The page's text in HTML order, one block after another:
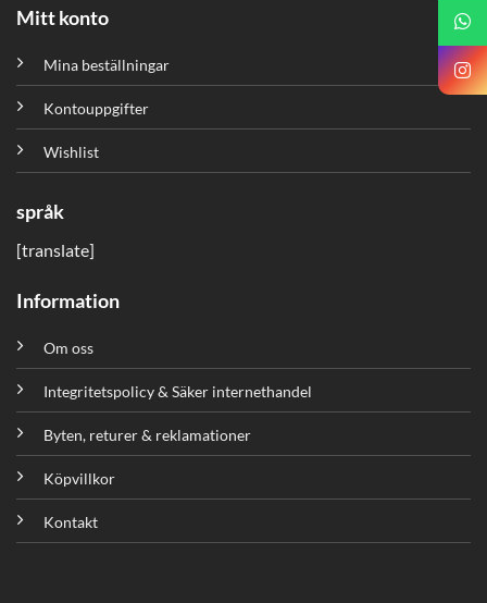
Mitt konto
Mina beställningar
Kontouppgifter
Wishlist
språk
[translate]
Information
Om oss
Integritetspolicy & Säker internethandel
Byten, returer & reklamationer
Köpvillkor
Kontakt